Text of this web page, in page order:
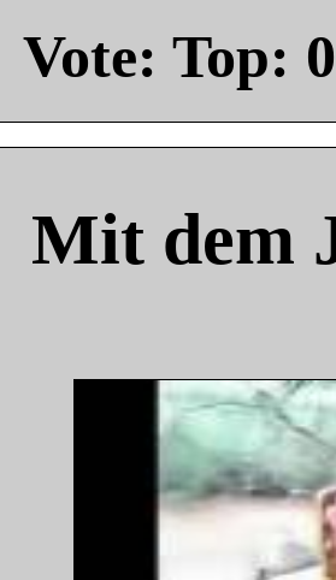
Vote: Top: 0
Mit dem